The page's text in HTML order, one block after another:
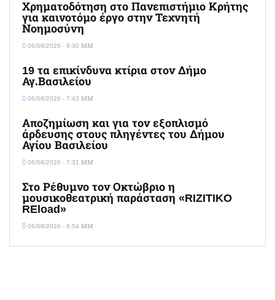
Χρηματοδότηση στο Πανεπιστήμιο Κρήτης
για καινοτόμο έργο στην Τεχνητή
Νοημοσύνη
06/08/2026 - 9:30 ΜΜ
19 τα επικίνδυνα κτίρια στον Δήμο
Αγ.Βασιλείου
06/08/2026 - 7:43 ΜΜ
Αποζημίωση και για τον εξοπλισμό
άρδευσης στους πληγέντες του Δήμου
Αγίου Βασιλείου
06/08/2026 - 7:31 ΜΜ
Στο Ρέθυμνο τον Οκτώβριο η
μουσικοθεατρική παράσταση «RIZITIKO
REload»
06/08/2026 - 6:54 ΜΜ